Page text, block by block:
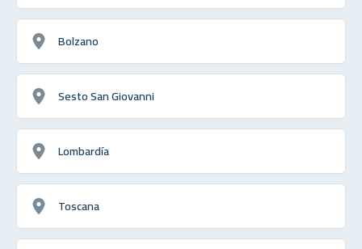
Bolzano
Sesto San Giovanni
Lombardía
Toscana